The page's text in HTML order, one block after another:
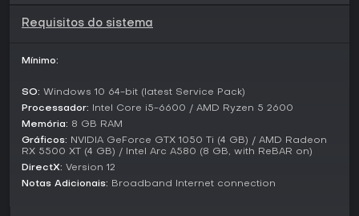
armazenamento e itens especializados. Esse sistema
Vale a Pena Jogar?
imprevisíveis com jogadores. Atualizações recentes de
Requisitos do sistema
Mínimo:
SO: Windows 10 64-bit (latest Service Pack)
Processador: Intel Core i5-6600 / AMD Ryzen 5 2600
Memória: 8 GB RAM
Gráficos: NVIDIA GeForce GTX 1050 Ti (4 GB) / AMD Radeon
RX 5500 XT (4 GB) / Intel Arc A580 (8 GB, with ReBAR on)
DirectX: Version 12
Notas Adicionais: Broadband Internet connection